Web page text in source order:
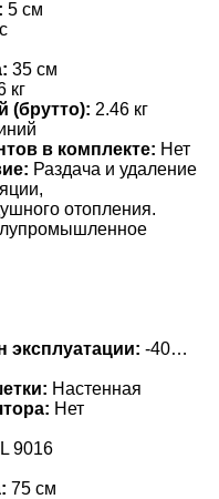
5 см
35 см
кг
(брутто): 2.46 кг
в комплекте: Нет
Раздача и удаление
отопления.
эксплуатации: -40…
Настенная
Нет
9016
75 см